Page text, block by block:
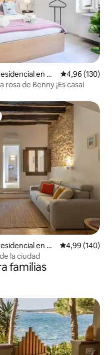
en Ca
Calificación
4,96 (130)
de Benny ¡Es casa!
más destacados
en Ca
Calificación
4,99 (140)
de la ciudad
familias